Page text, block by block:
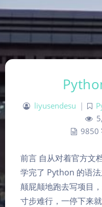
liyusendesu |
9850
前言 自从对着官方文
学完了 Python 的语
颠屁颠地跑去写项目
寸步难行，一停下来